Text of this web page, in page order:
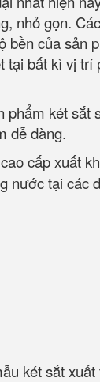
nhỏ gọn.
bền của sản
tại bất kì vị trí
phẩm két sắt
dễ dàng.
cấp xuất
nước tại các
két sắt xuất